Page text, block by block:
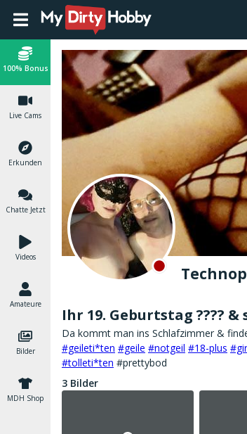
100% Bonus
Live Cams
Erkunden
Chatte Jetzt
Videos
Amateure
Bilder
MDH Shop
Ihr 19. Geburtstag ???? &
#geileti*ten #geile #notgeil #18-plus
#tolleti*ten #prettybod
3 Bilder